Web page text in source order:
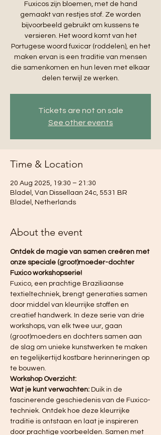
Fuxicos zijn bloemen, met de hand
gemaakt van restjes stof. Ze worden
bijvoorbeeld gebruikt om kussens te
versieren. Het woord komt van het
Portugese woord fuxicar (roddelen), en het
maken ervan is een traditie van mensen
die samenkomen en hun leven met elkaar
delen terwijl ze werken.
Tickets are not on sale
See other events
Time & Location
20 Aug 2025, 19:30 – 21:30
Bladel, Van Dissellaan 24c, 5531 BR
Bladel, Netherlands
About the event
Ontdek de magie van samen creëren met
onze speciale (groot)moeder-dochter
Fuxico workshopserie!
Fuxico, een prachtige Braziliaanse
textieltechniek, brengt generaties samen
door middel van kleurrijke stoffen en
creatief handwerk. In deze serie van drie
workshops, van elk twee uur, gaan
(groot)moeders en dochters samen aan
de slag om unieke kunstwerken te maken
en tegelijkertijd kostbare herinneringen op
te bouwen.
Workshop Overzicht:
Wat je kunt verwachten: Duik in de
fascinerende geschiedenis van de Fuxico-
techniek. Ontdek hoe deze kleurrijke
traditie is ontstaan en laat je inspireren
door prachtige voorbeelden. Samen met